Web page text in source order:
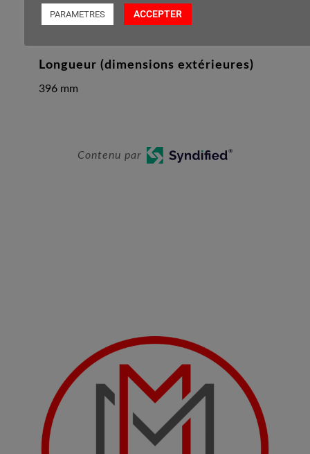
130 mm
Longueur (dimensions extérieures)
396 mm
Contenu par
PARAMETRES ACCEPTER